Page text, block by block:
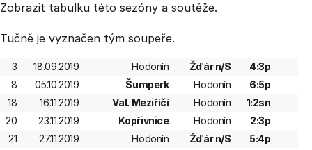
Zobrazit tabulku této sezóny a soutěže.
Tučně je vyznačen tým soupeře.
3 18.09.2019 Hodonín Žďár n/S
4:3p
8
05.10.2019 Šumperk Hodonín
6:5p
18
16.11.2019 Val. Meziříčí Hodonín
1:2sn
20
23.11.2019 Kopřivnice Hodonín
2:3p
21
27.11.2019 Hodonín Žďár n/S
5:4p